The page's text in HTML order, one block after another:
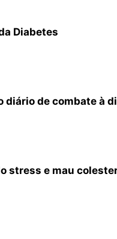
Diabetes
diário de combate à
stress e mau